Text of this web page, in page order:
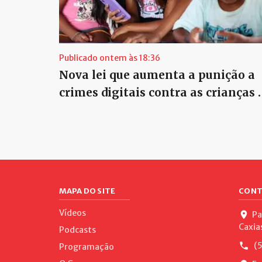
Publicado ontem às 18:36
Nova lei que aumenta a punição a
crimes digitais contra as crianças
MAPA DO SITE
Vídeos
Podcasts
Programação